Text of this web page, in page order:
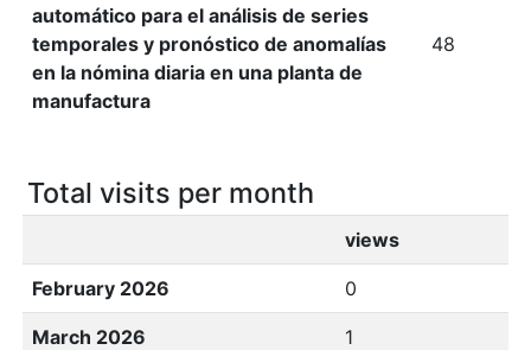
automático para el análisis de series
temporales y pronóstico de anomalías
en la nómina diaria en una planta de
manufactura
48
Total visits per month
views
February 2026 0
March 2026 1